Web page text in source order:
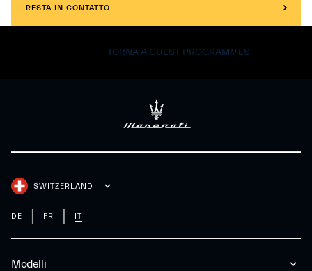
RESTA IN CONTATTO
TORNA A GUEST PROGRAMMES
Modelli
SWITZERLAND
DE FR IT